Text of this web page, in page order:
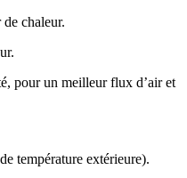
de chaleur.
pour un meilleur flux d’air et
température extérieure).